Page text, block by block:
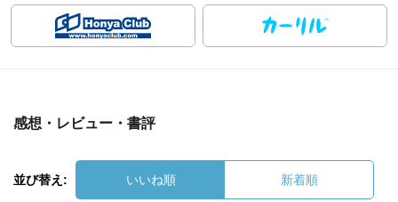
感想・レビュー・書評
並び替え: いいね順 新着順